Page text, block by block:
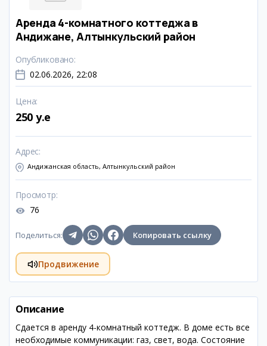
Аренда 4-комнатного коттеджа в
Андижане, Алтынкульский район
Опубликовано:
02.06.2026, 22:08
Цена:
250 y.e
Адрес:
Андижанская область, Алтынкульский район
Просмотр:
76
Поделиться: Копировать ссылку
Продвижение
Описание
Сдается в аренду 4-комнатный коттедж. В доме есть все
необходимые коммуникации: газ, свет, вода. Состояние